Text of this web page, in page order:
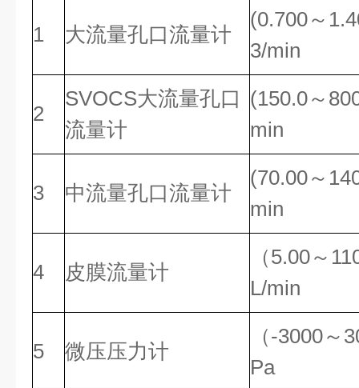
1 大流量孔口流量计
(0.700～
3/min
2
SVOCS大流量孔口
流量计
(150.0～
min
3 中流量孔口流量计
(70.00～
min
4 皮膜流量计
（5.00～
L/min
5 微压压力计
（-3000～
Pa